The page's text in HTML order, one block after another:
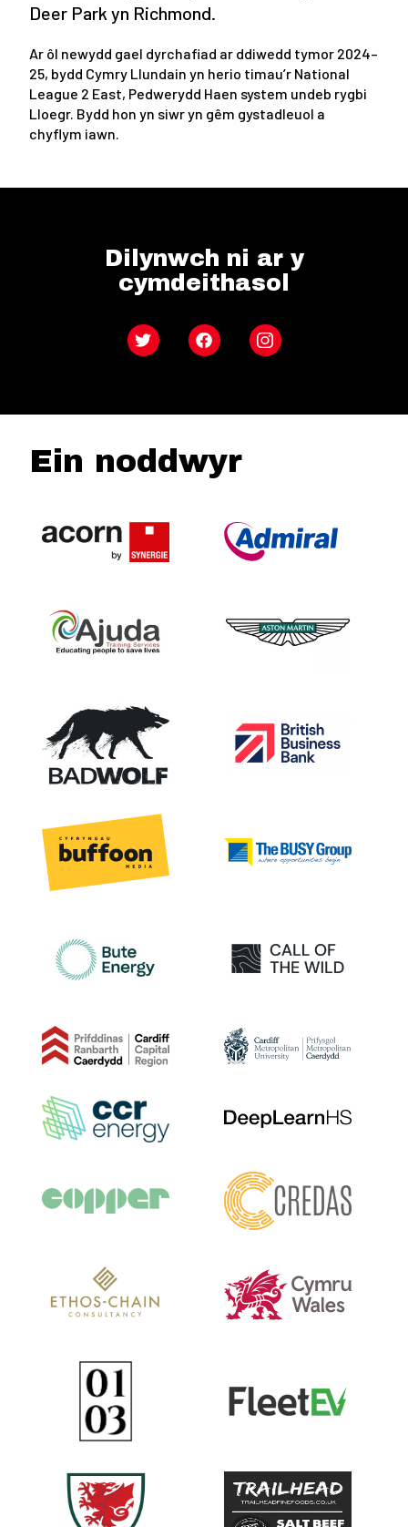
Deer Park yn Richmond.
Ar ôl newydd gael dyrchafiad ar ddiwedd tymor 2024–
25, bydd Cymry Llundain yn herio timau’r National
League 2 East, Pedwerydd Haen system undeb rygbi
Lloegr. Bydd hon yn siwr yn gêm gystadleuol a
chyflym iawn.
Dilynwch ni ar y
cymdeithasol
Twitter FacebookInstagram
Ein noddwyr